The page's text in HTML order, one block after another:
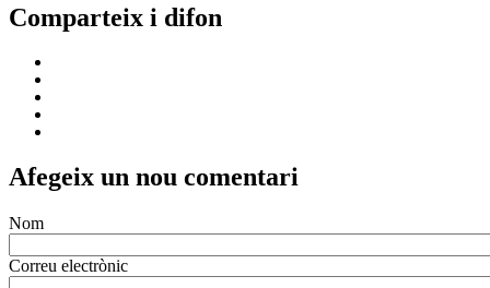
Comparteix i difon
Afegeix un nou comentari
Nom
Correu electrònic